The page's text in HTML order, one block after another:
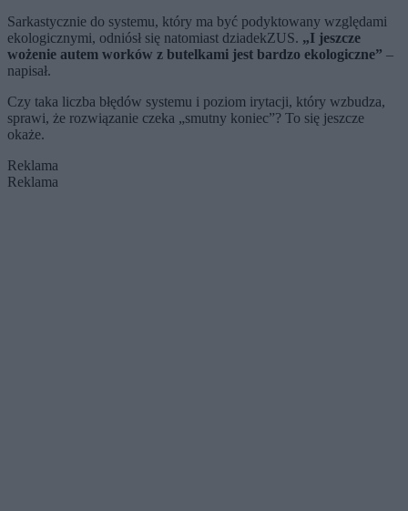
Sarkastycznie do systemu, który ma być podyktowany względami
ekologicznymi, odniósł się natomiast dziadekZUS. „I jeszcze
wożenie autem worków z butelkami jest bardzo ekologiczne” –
napisał.
Czy taka liczba błędów systemu i poziom irytacji, który wzbudza,
sprawi, że rozwiązanie czeka „smutny koniec”? To się jeszcze
okaże.
Reklama
Reklama